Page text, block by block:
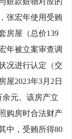
张宏年使用受贿
房屋（总价139
年被立案审查调
况进行认定（交
屋2023年3月2日
余元。该房产立
购房时合法财产
中，受贿所得80